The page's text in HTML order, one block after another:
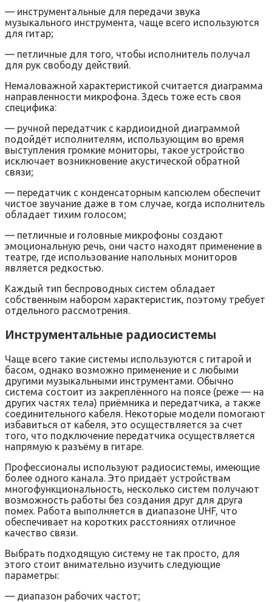
— инструментальные для передачи звука
музыкального инструмента, чаще всего используются
для гитар;
— петличные для того, чтобы исполнитель получал
для рук свободу действий.
Немаловажной характеристикой считается диаграмма
направленности микрофона. Здесь тоже есть своя
специфика:
— ручной передатчик с кардиоидной диаграммой
подойдёт исполнителям, использующим во время
выступления громкие мониторы, такое устройство
исключает возникновение акустической обратной
связи;
— передатчик с конденсаторным капсюлем обеспечит
чистое звучание даже в том случае, когда исполнитель
обладает тихим голосом;
— петличные и головные микрофоны создают
эмоциональную речь, они часто находят применение в
театре, где использование напольных мониторов
является редкостью.
Каждый тип беспроводных систем обладает
собственным набором характеристик, поэтому требует
отдельного рассмотрения.
Инструментальные радиосистемы
Чаще всего такие системы используются с гитарой и
басом, однако возможно применение и с любыми
другими музыкальными инструментами. Обычно
система состоит из закреплённого на поясе (реже — на
других частях тела) приёмника и передатчика, а также
соединительного кабеля. Некоторые модели помогают
избавиться от кабеля, это осуществляется за счет
того, что подключение передатчика осуществляется
напрямую к разъёму в гитаре.
Профессионалы используют радиосистемы, имеющие
более одного канала. Это придаёт устройствам
многофункциональность, несколько систем получают
возможность работы без создания друг для друга
помех. Работа выполняется в диапазоне UHF, что
обеспечивает на коротких расстояниях отличное
качество связи.
Выбрать подходящую систему не так просто, для
этого стоит внимательно изучить следующие
параметры:
— диапазон рабочих частот;